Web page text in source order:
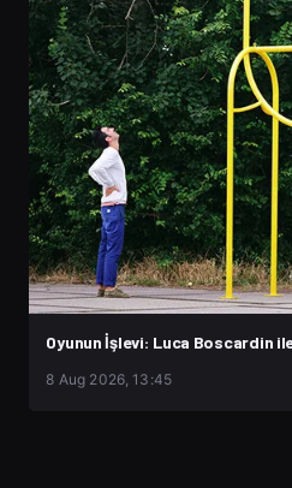
Oyunun İşlevi: Luca Boscardin
8 Aug 2026, 13:45